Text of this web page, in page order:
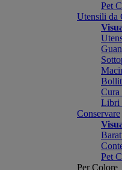
Pet
Utensili da
Libri
Conservare
Pet
Per Colore